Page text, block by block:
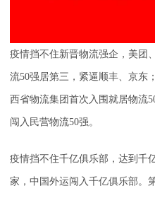
疫情挡不住新晋物流强企，美团
流50强居第三，紧逼顺丰、京东
西省物流集团首次入围就居物流
闯入民营物流50强。
疫情挡不住千亿俱乐部，达到千
家，中国外运闯入千亿俱乐部。